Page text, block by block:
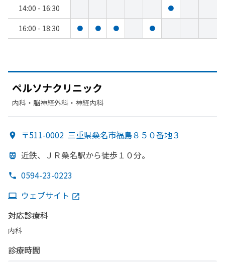
14:00 - 16:30 ●
16:00 - 18:30 ● ● ● ●
ペルソナクリニック
内科・​脳神経外科・​神経内科
〒511-0002 三重県桑名市福島８５０番地３
近鉄、 ＪＲ桑名駅から徒歩１０分。
0594-23-0223
ウェブサイト
対応診療科
内科
診療時間